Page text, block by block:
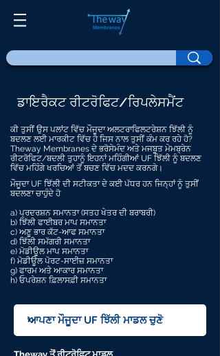
ਡਾਇਰੈਕਟ ਰੀਟਰੋਫਿਟ/ਰਿਪਲੇਸਮੈਂਟ
ਕੀ ਤੁਸੀਂ ਉਸ ਪਲਾਂਟ ਵਿੱਚ ਮੌਜੂਦਾ ਅਲਟਰਾਫਿਲਟਰੇਸ਼ਨ ਝਿੱਲੀ ਨੂੰ
ਬਦਲਣ ਲਈ ਮਾਰਕੀਟ ਵਿੱਚ ਹੋ ਜਿਸ ਨਾਲ ਤੁਸੀਂ ਕੰਮ ਕਰ ਰਹੇ ਹੋ?
Theway Membranes ਦੇ ਭਰੋਸੇਮੰਦ ਅਤੇ ਮਜਬੂਤ ਮੇਮਬ੍ਰੇਨ
ਰੀਟਰੋਫਿਟ/ਬਦਲੀ ਤੁਹਾਨੂੰ ਇਹਨਾਂ ਮਹਿੰਗੀਆਂ UF ਝਿੱਲੀ ਨੂੰ ਬਦਲਣ
ਵਿੱਚ ਮਹਿੰਗੇ ਖਰਚਿਆਂ ਤੋਂ ਬਚਣ ਵਿੱਚ ਮਦਦ ਕਰਨਗੇ।
ਮੌਜੂਦਾ UF ਝਿੱਲੀ ਦੀ ਸਟੀਕਤਾ ਦੇ ਕਈ ਪੱਧਰ ਹਨ ਜਿਨ੍ਹਾਂ ਨੂੰ ਤੁਸੀਂ
ਬਦਲਣਾ ਚਾਹੁੰਦੇ ਹੋ
a) ਪ੍ਰਦਰਸ਼ਨ ਸਮਾਨਤਾ (ਸਤਹ ਖੇਤਰ ਦੀ ਬਰਾਬਰੀ)
b) ਝਿੱਲੀ ਫਾਈਬਰ ਮਾਪ ਸਮਾਨਤਾ
c) ਅਣੂ ਭਾਰ ਕੱਟ-ਆਫ ਸਮਾਨਤਾ
d) ਝਿੱਲੀ ਸਮੱਗਰੀ ਸਮਾਨਤਾ
e) ਮੋਡੀਊਲ ਮਾਪ ਸਮਾਨਤਾ
f) ਮੋਡੀਊਲ ਪੋਰਟ-ਸਾਈਜ਼ ਸਮਾਨਤਾ
g) ਫਾਰਮ ਅਤੇ ਆਕਾਰ ਸਮਾਨਤਾ
h) ਓਪਰੇਸ਼ਨ ਫ਼ਿਲਾਸਫ਼ੀ ਸਮਾਨਤਾ